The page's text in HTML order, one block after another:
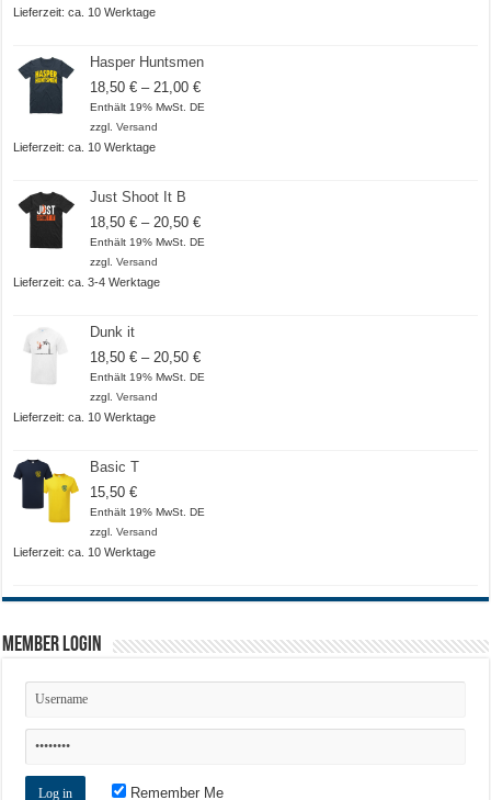
Lieferzeit: ca. 10 Werktage
Hasper Huntsmen
18,50€ – 21,00€Preisspanne:
18,50 €
Enthält 19% MwSt. DE
zzgl.Versand
Lieferzeit: ca. 10 Werktage
Just Shoot It B
18,50€ – 20,50€Preisspanne:
18,50 €
Enthält 19% MwSt. DE
zzgl.Versand
Lieferzeit: ca. 3-4 Werktage
Dunk it
18,50€ – 20,50€Preisspanne:
18,50 €
Enthält 19% MwSt. DE
zzgl.Versand
Lieferzeit: ca. 10 Werktage
Basic T
15,50€
Enthält 19% MwSt. DE
zzgl.Versand
Lieferzeit: ca. 10 Werktage
Member Login
Remember Me